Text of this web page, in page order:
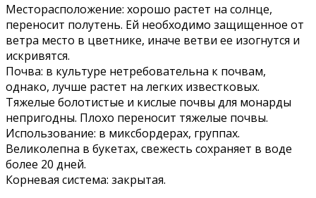
Месторасположение: хорошо растет на солнце,
переносит полутень. Ей необходимо защищенное от
ветра место в цветнике, иначе ветви ее изогнутся и
искривятся.
Почва: в культуре нетребовательна к почвам,
однако, лучше растет на легких известковых.
Тяжелые болотистые и кислые почвы для монарды
непригодны. Плохо переносит тяжелые почвы.
Использование: в миксбордерах, группах.
Великолепна в букетах, свежесть сохраняет в воде
более 20 дней.
Корневая система: закрытая.